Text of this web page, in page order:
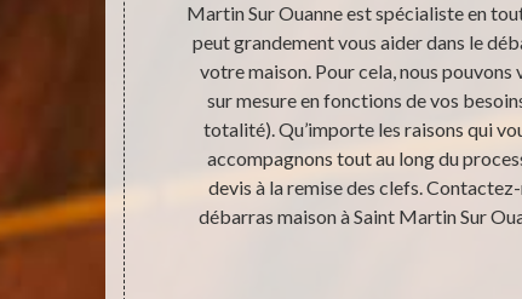
puisse
être.
Martin Sur Ouanne est spécialiste en
peut grandement vous aider dans le
votre maison. Pour cela, nous
sur mesure en fonctions de vos
totalité). Qu’importe les raisons qui
accompagnons tout au long du
devis à la remise des clefs.
débarras maison à Saint Martin Sur